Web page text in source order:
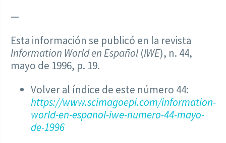
—
Esta información se publicó en la revista
Information World en Español (IWE), n. 44,
mayo de 1996, p. 19.
Volver al índice de este número 44:
https://www.scimagoepi.com/information-
world-en-espanol-iwe-numero-44-mayo-
de-1996